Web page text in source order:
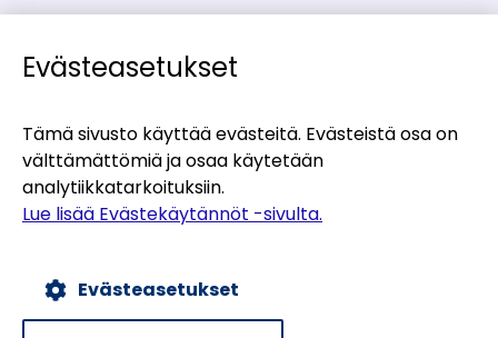
Materiaalitori(siirryt
toiseen
Teollisten symbioosien palvelu(siirryt
Evästeasetukset
Tämä sivusto käyttää evästeitä. Evästeistä osa on
välttämättömiä ja osaa käytetään
analytiikkatarkoituksiin.
Lue lisää Evästekäytännöt -sivulta.
Evästeasetukset